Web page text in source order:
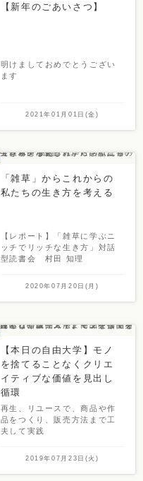
【新年のごあいさつ】
明けましておめでとうござい
ます
2021年01月01日(金)
「雑草」からこれからの
私たちの生き方を考える
【レポート】「雑草に学ぶニ
ッチでリッチな生き方」対話
型読書会 村田 知理
2020年07月20日(月)
【本日の自由大学】モノ
を捨てることなくクリエ
イティブな価値を見出し
循環
再生、リユースで、商品や作
品をつくり、販売方法まで工
夫して実践
2019年07月23日(火)